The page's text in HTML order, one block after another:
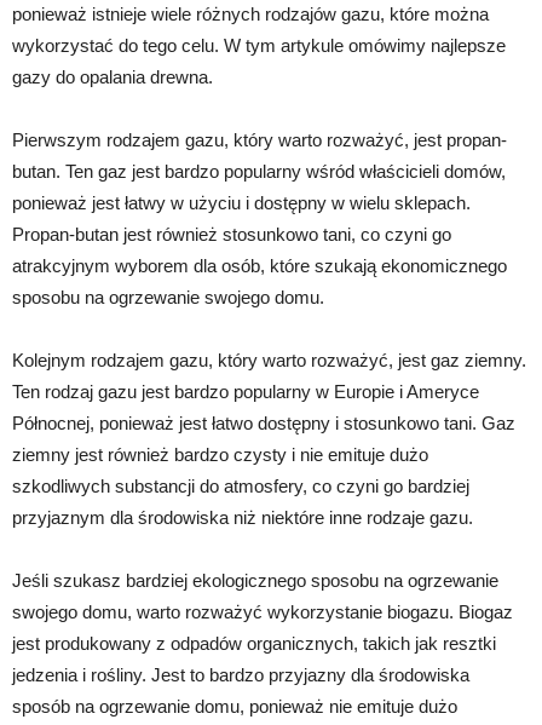
ponieważ istnieje wiele różnych rodzajów gazu, które można
wykorzystać do tego celu. W tym artykule omówimy najlepsze
gazy do opalania drewna.
Pierwszym rodzajem gazu, który warto rozważyć, jest propan-
butan. Ten gaz jest bardzo popularny wśród właścicieli domów,
ponieważ jest łatwy w użyciu i dostępny w wielu sklepach.
Propan-butan jest również stosunkowo tani, co czyni go
atrakcyjnym wyborem dla osób, które szukają ekonomicznego
sposobu na ogrzewanie swojego domu.
Kolejnym rodzajem gazu, który warto rozważyć, jest gaz ziemny.
Ten rodzaj gazu jest bardzo popularny w Europie i Ameryce
Północnej, ponieważ jest łatwo dostępny i stosunkowo tani. Gaz
ziemny jest również bardzo czysty i nie emituje dużo
szkodliwych substancji do atmosfery, co czyni go bardziej
przyjaznym dla środowiska niż niektóre inne rodzaje gazu.
Jeśli szukasz bardziej ekologicznego sposobu na ogrzewanie
swojego domu, warto rozważyć wykorzystanie biogazu. Biogaz
jest produkowany z odpadów organicznych, takich jak resztki
jedzenia i rośliny. Jest to bardzo przyjazny dla środowiska
sposób na ogrzewanie domu, ponieważ nie emituje dużo